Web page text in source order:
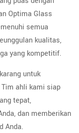
Optima Glass
semua
kualitas,
yang kompetitif.
untuk
ahli kami siap
tepat,
dan memberikan
Anda.